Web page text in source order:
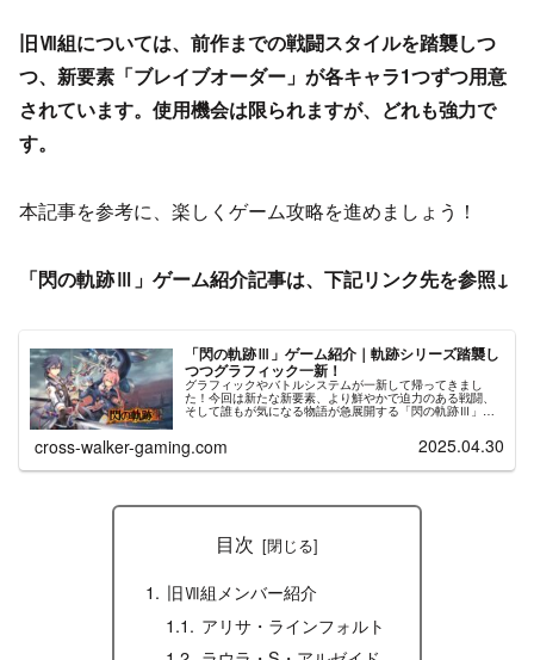
旧Ⅶ組については、前作までの戦闘スタイルを踏襲しつ
つ、新要素「ブレイブオーダー」が各キャラ1つずつ用意
されています。使用機会は限られますが、どれも強力で
す。
本記事を参考に、楽しくゲーム攻略を進めましょう！
「閃の軌跡Ⅲ」ゲーム紹介記事は、下記リンク先を参照↓
「閃の軌跡Ⅲ」ゲーム紹介｜軌跡シリーズ踏襲し
つつグラフィック一新！
グラフィックやバトルシステムが一新して帰ってきまし
た！今回は新たな新要素、より鮮やかで迫力のある戦闘、
そして誰もが気になる物語が急展開する「閃の軌跡Ⅲ」を
cross-walker-gaming.com 2025.04.30
目次
旧Ⅶ組メンバー紹介
アリサ・ラインフォルト